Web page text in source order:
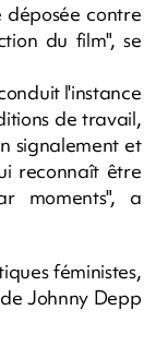
contre
du film", se
l'instance
de travail,
signalement et
reconnaît être
moments", a
féministes,
Johnny Depp